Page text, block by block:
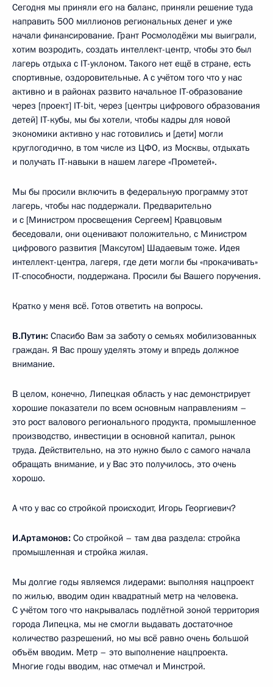
Сегодня мы приняли его на баланс, приняли решение туда
направить 500 миллионов региональных денег и уже
начали финансирование. Грант Росмолодёжи мы выиграли,
хотим возродить, создать интеллект-центр, чтобы это был
лагерь отдыха с IT-уклоном. Такого нет ещё в стране, есть
спортивные, оздоровительные. А с учётом того что у нас
активно и в районах развито начальное IТ-образование
через [проект] IТ-bit, через [центры цифрового образования
детей] IT-кубы, мы бы хотели, чтобы кадры для новой
экономики активно у нас готовились и [дети] могли
круглогодично, в том числе из ЦФО, из Москвы, отдыхать
и получать IT-навыки в нашем лагере «Прометей».
Мы бы просили включить в федеральную программу этот
лагерь, чтобы нас поддержали. Предварительно
и с [Министром просвещения Сергеем] Кравцовым
беседовали, они оценивают положительно, с Министром
цифрового развития [Максутом] Шадаевым тоже. Идея
интеллект-центра, лагеря, где дети могли бы «прокачивать»
IT-способности, поддержана. Просили бы Вашего поручения.
Кратко у меня всё. Готов ответить на вопросы.
В.Путин: Спасибо Вам за заботу о семьях мобилизованных
граждан. Я Вас прошу уделять этому и впредь должное
внимание.
В целом, конечно, Липецкая область у нас демонстрирует
хорошие показатели по всем основным направлениям –
это рост валового регионального продукта, промышленное
производство, инвестиции в основной капитал, рынок
труда. Действительно, на это нужно было с самого начала
обращать внимание, и у Вас это получилось, это очень
хорошо.
А что у вас со стройкой происходит, Игорь Георгиевич?
И.Артамонов: Со стройкой – там два раздела: стройка
промышленная и стройка жилая.
Мы долгие годы являемся лидерами: выполняя нацпроект
по жилью, вводим один квадратный метр на человека.
С учётом того что накрывалась подлётной зоной территория
города Липецка, мы не смогли выдавать достаточное
количество разрешений, но мы всё равно очень большой
объём вводим. Метр – это выполнение нацпроекта.
Многие годы вводим, нас отмечал и Минстрой.